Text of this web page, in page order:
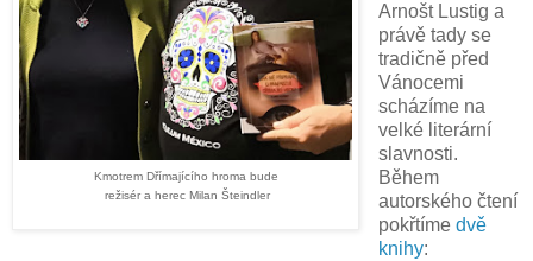
Kmotrem Dřímajícího hroma bude
režisér a herec Milan Šteindler
Arnošt Lustig a
právě tady se
tradičně před
Vánocemi
scházíme na
velké literární
slavnosti.
Během
autorského čtení
pokřtíme dvě
knihy: